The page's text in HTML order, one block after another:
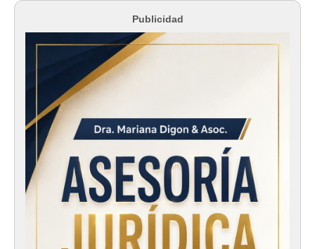
Publicidad